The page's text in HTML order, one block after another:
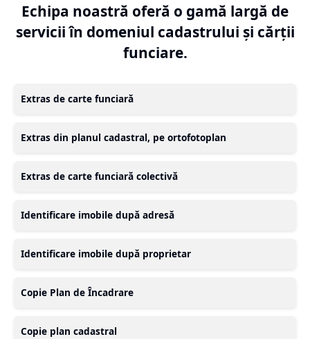
Echipa noastră oferă o gamă largă de
servicii în domeniul cadastrului și cărții
funciare.
Extras de carte funciară
Extras din planul cadastral, pe ortofotoplan
Extras de carte funciară colectivă
Identificare imobile după adresă
Identificare imobile după proprietar
Copie Plan de Încadrare
Copie plan cadastral